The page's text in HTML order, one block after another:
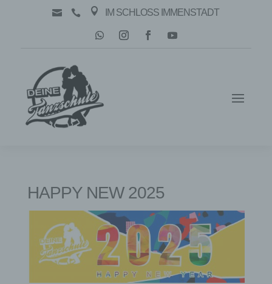
   IM SCHLOSS IMMENSTADT
HAPPY NEW 2025